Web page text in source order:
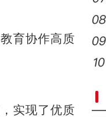
育协作高质
实现了优质